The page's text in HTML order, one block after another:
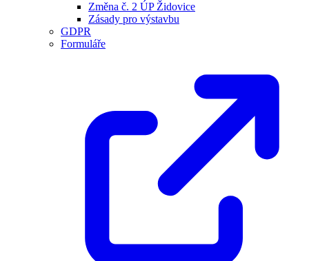
Změna č. 2 ÚP Židovice
Zásady pro výstavbu
GDPR
Formuláře